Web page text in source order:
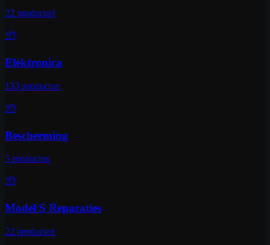
22 producten
📦
Elektronica
133 producten
📦
Bescherming
5 producten
📦
Model S Reparaties
22 producten